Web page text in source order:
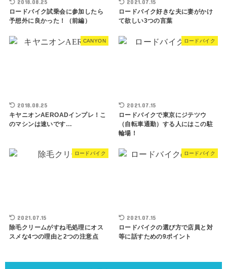
2018.08.25
ロードバイク試乗会に参加したら
予想外に良かった！（前編）
2021.07.15
ロードバイク好きな夫に妻がかけ
て欲しい3つの言葉
CANYON
2018.08.25
キヤニオンAEROADインプレ！こ
のマシンは速いです…
ロードバイク
2021.07.15
ロードバイクで東京にジテツウ
（自転車通勤）する人にはこの駐
輪場！
ロードバイク
2021.07.15
除毛クリームがすね毛処理にオス
スメな4つの理由と2つの注意点
ロードバイク
2021.07.15
ロードバイクの選び方で店員と対
等に話すための9ポイント